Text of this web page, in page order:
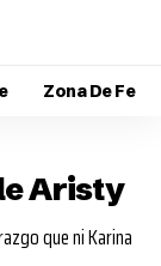
Zona De Fe
Aristy
que ni Karina